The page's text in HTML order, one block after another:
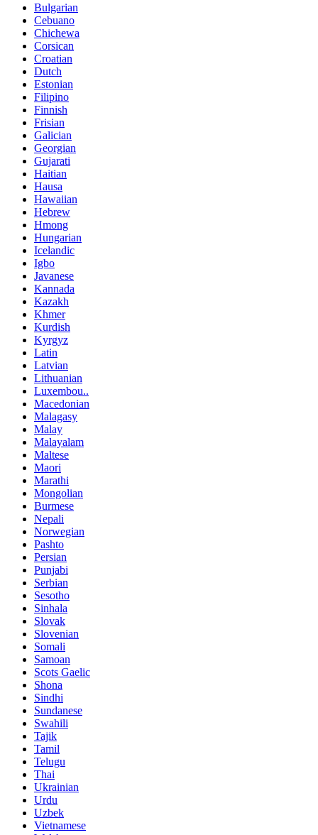
Bulgarian
Cebuano
Chichewa
Corsican
Croatian
Dutch
Estonian
Filipino
Finnish
Frisian
Galician
Georgian
Gujarati
Haitian
Hausa
Hawaiian
Hebrew
Hmong
Hungarian
Icelandic
Igbo
Javanese
Kannada
Kazakh
Khmer
Kurdish
Kyrgyz
Latin
Latvian
Lithuanian
Luxembou..
Macedonian
Malagasy
Malay
Malayalam
Maltese
Maori
Marathi
Mongolian
Burmese
Nepali
Norwegian
Pashto
Persian
Punjabi
Serbian
Sesotho
Sinhala
Slovak
Slovenian
Somali
Samoan
Scots Gaelic
Shona
Sindhi
Sundanese
Swahili
Tajik
Tamil
Telugu
Thai
Ukrainian
Urdu
Uzbek
Vietnamese